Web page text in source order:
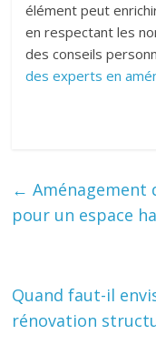
élément peut
en respectant les
des conseils
des experts en
← Aménagement
pour un espace
Quand faut-il
rénovation